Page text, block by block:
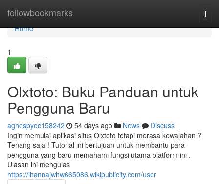
followbookmarks
Home
Home
1
Olxtoto: Buku Panduan untuk
Pengguna Baru
agnespyoc158242 54 days ago News
Discuss
Ingin memulai aplikasi situs Olxtoto tetapi merasa kewalahan ?
Tenang saja ! Tutorial ini bertujuan untuk membantu para
pengguna yang baru memahami fungsi utama platform ini .
Ulasan ini mengulas
https://ihannajwhw665086.wikipublicity.com/user